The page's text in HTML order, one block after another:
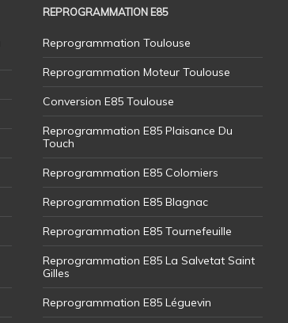
REPROGRAMMATION E85
Reprogrammation Toulouse
Reprogrammation Moteur Toulouse
Conversion E85 Toulouse
Reprogrammation E85 Plaisance Du
Touch
Reprogrammation E85 Colomiers
Reprogrammation E85 Blagnac
Reprogrammation E85 Tournefeuille
Reprogrammation E85 La Salvetat Saint
Gilles
Reprogrammation E85 Léguevin